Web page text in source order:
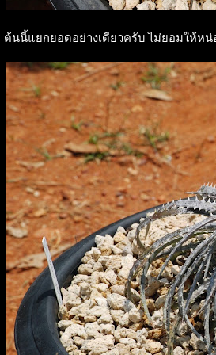
ต้นนี้แยกยอดอย่างเดียวครับ ไม่ยอมให้หน่